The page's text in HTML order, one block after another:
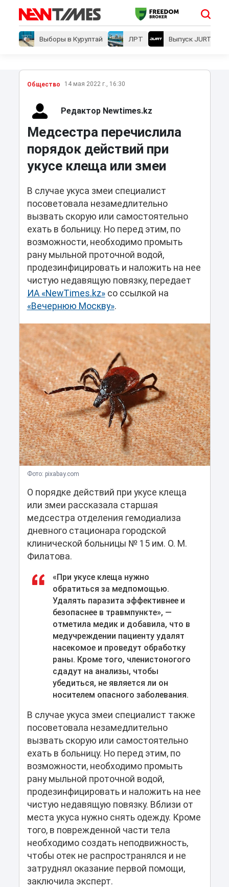
Выборы в Курултай ЛРТ Выпуск JURT
Общество 14 мая 2022 г., 16:30
Редактор Newtimes.kz
Медсестра перечислила
порядок действий при
укусе клеща или змеи
В случае укуса змеи специалист
посоветовала незамедлительно
вызвать скорую или самостоятельно
ехать в больницу. Но перед этим, по
возможности, необходимо промыть
рану мыльной проточной водой,
продезинфицировать и наложить на нее
чистую недавящую повязку, передает
ИА «NewTimes.kz»со ссылкой на
«Вечернюю Москву».
Фото: pixabay.com
О порядке действий при укусе клеща
или змеи рассказала старшая
медсестра отделения гемодиализа
дневного стационара городской
клинической больницы № 15 им. О. М.
Филатова.
«При укусе клеща нужно
обратиться за медпомощью.
Удалять паразита эффективнее и
безопаснее в травмпункте», —
отметила медик и добавила, что в
медучреждении пациенту удалят
насекомое и проведут обработку
раны. Кроме того, членистоногого
сдадут на анализы, чтобы
убедиться, не является ли он
носителем опасного заболевания.
В случае укуса змеи специалист также
посоветовала незамедлительно
вызвать скорую или самостоятельно
ехать в больницу. Но перед этим, по
возможности, необходимо промыть
рану мыльной проточной водой,
продезинфицировать и наложить на нее
чистую недавящую повязку. Вблизи от
места укуса нужно снять одежду. Кроме
того, в поврежденной части тела
необходимо создать неподвижность,
чтобы отек не распространялся и не
затруднял оказание первой помощи,
заключила эксперт.